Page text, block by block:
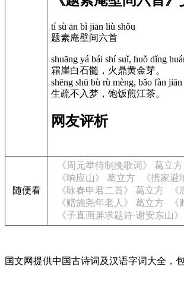
tí sù ān bì jiān liù shǒu
题素庵壁间六首
shuāng yá bái shí suǐ, huǒ dǐng
霜崖白石髓，火鼎黄金芽。
shēng shū bù rù mèng, bǎo fàn
生疏不入梦，饱饭煎江茶。
网友评析
随便看
《周元举待制挽歌词》 葛立方
《响应山》 葛立方
《携家
《咏春申君二首》 葛立方
《赠施尧年老人》 葛立方
《子直画屏求题诗·谢安东山
国文网提供中国古诗词及汉语字词大全，